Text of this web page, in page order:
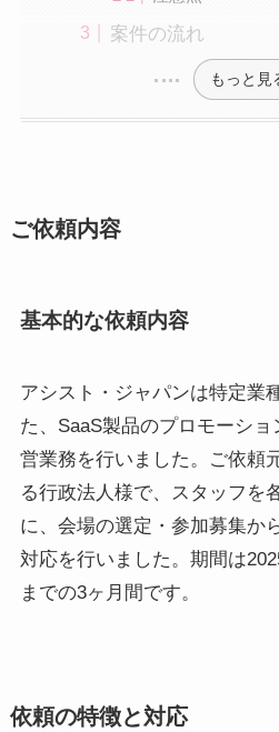
案件の流れ
もっと見
ご依頼内容
基本的な依頼内容
アシスト・ジャパンは特定業
た、SaaS製品のプロモーシ
営業務を行いました。ご依頼
る行政法人様で、スタッフを
に、会場の選定・参加募集か
対応を行いました。期間は
までの3ヶ月間です。
依頼の特徴と対応